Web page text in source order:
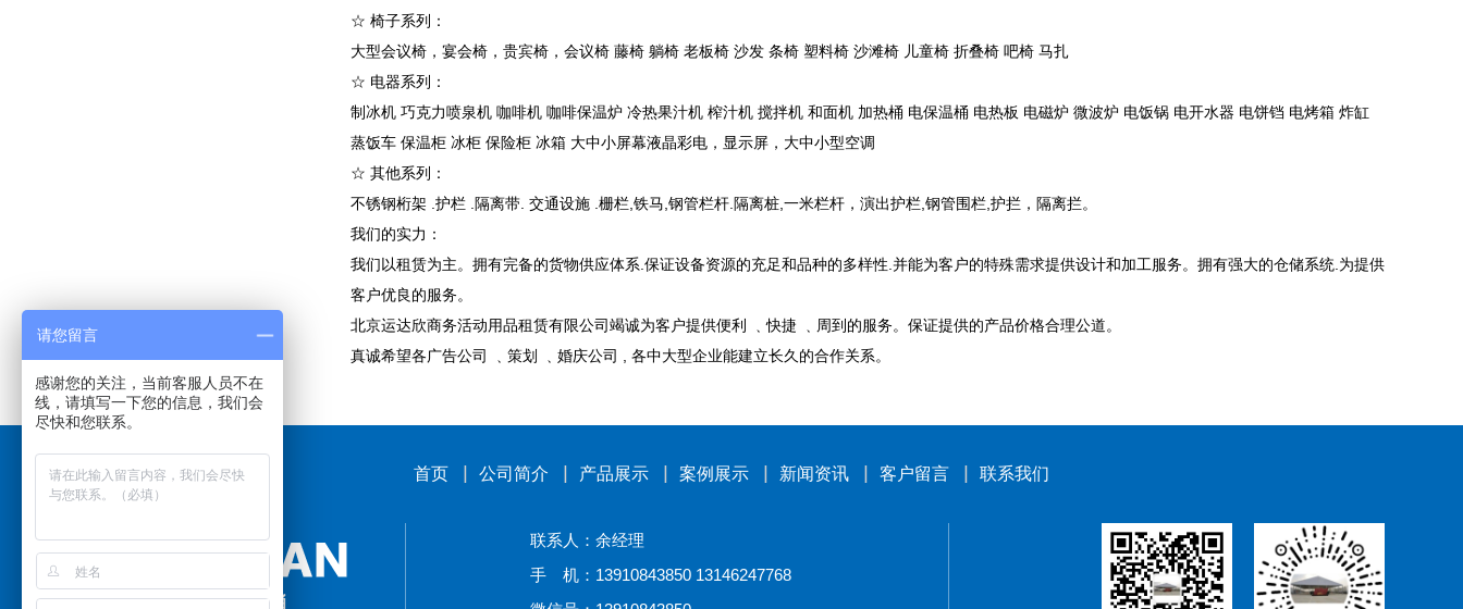
☆ 椅子系列：
大型会议椅，宴会椅，贵宾椅，会议椅 藤椅 躺椅 老板椅 沙发 条椅 塑料椅 沙滩椅 儿童椅 折叠椅 吧椅 马扎
☆ 电器系列：
制冰机 巧克力喷泉机 咖啡机 咖啡保温炉 冷热果汁机 榨汁机 搅拌机 和面机 加热桶 电保温桶 电热板 电磁炉 微波炉 电饭锅 电开水器 电饼铛 电烤箱 炸缸
蒸饭车 保温柜 冰柜 保险柜 冰箱 大中小屏幕液晶彩电，显示屏，大中小型空调
☆ 其他系列：
不锈钢桁架 .护栏 .隔离带. 交通设施 .栅栏,铁马,钢管栏杆.隔离桩,一米栏杆，演出护栏,钢管围栏,护拦，隔离拦。
我们的实力：
我们以租赁为主。拥有完备的货物供应体系.保证设备资源的充足和品种的多样性.并能为客户的特殊需求提供设计和加工服务。拥有强大的仓储系统.为提供
客户优良的服务。
北京运达欣商务活动用品租赁有限公司竭诚为客户提供便利 ﹑快捷 ﹑周到的服务。保证提供的产品价格合理公道。
真诚希望各广告公司 ﹑策划 ﹑婚庆公司 , 各中大型企业能建立长久的合作关系。
首页 公司简介 产品展示 案例展示 新闻资讯 客户留言 联系我们
联系人：余经理
手 机：13910843850 13146247768
请您留言
感谢您的关注，当前客服人员不在
线，请填写一下您的信息，我们会
尽快和您联系。